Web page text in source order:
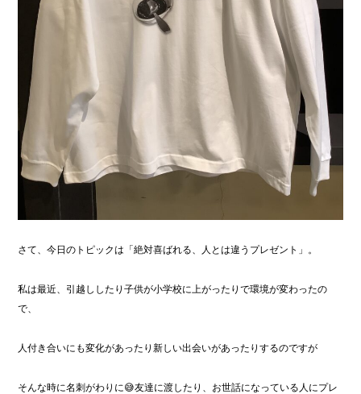
さて、今日のトピックは「絶対喜ばれる、人とは違うプレゼント」。
私は最近、引越ししたり子供が小学校に上がったりで環境が変わったの
で、
人付き合いにも変化があったり新しい出会いがあったりするのですが
そんな時に名刺がわりに😅友達に渡したり、お世話になっている人にプレ